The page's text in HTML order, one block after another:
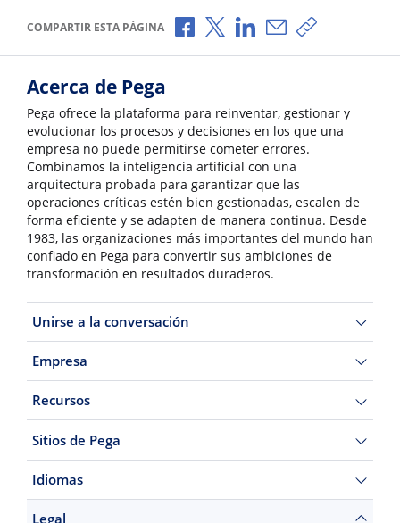
COMPARTIR ESTA PÁGINA Compartir a través de Facebook
Compartir a través de X
Compartir a través de
Compartir por
Copiar
Acerca de Pega
Pega ofrece la plataforma para reinventar, gestionar y
evolucionar los procesos y decisiones en los que una
empresa no puede permitirse cometer errores.
Combinamos la inteligencia artificial con una
arquitectura probada para garantizar que las
operaciones críticas estén bien gestionadas, escalen de
forma eficiente y se adapten de manera continua. Desde
1983, las organizaciones más importantes del mundo han
confiado en Pega para convertir sus ambiciones de
transformación en resultados duraderos.
Unirse a la conversación
Empresa
Recursos
Sitios de Pega
Idiomas
Legal